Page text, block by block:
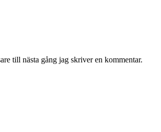
till nästa gång jag skriver en kommentar.